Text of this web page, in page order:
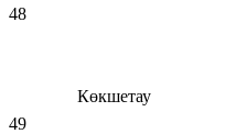
48
Көкшетау
49